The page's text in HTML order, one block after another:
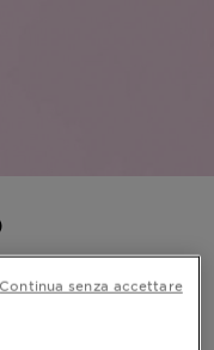
Continua senza accettare